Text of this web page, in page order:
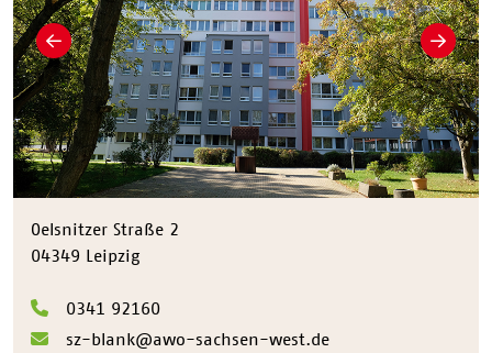
Zurück Weiter
Oelsnitzer Straße 2
04349 Leipzig
0341 92160
sz-blank@awo-sachsen-west.de